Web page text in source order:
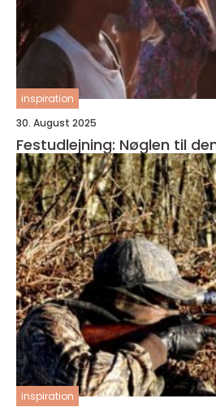
inspiration
30. August 2025
Festudlejning: Nøglen til
inspiration